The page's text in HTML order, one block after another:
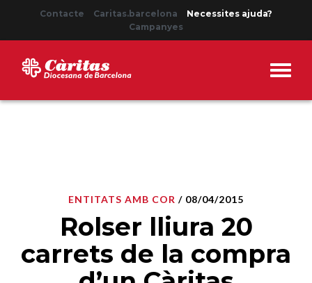
Contacte Caritas.barcelona
Necessites ajuda?
Campanyes
ENTITATS AMB COR / 08/04/2015
Rolser lliura 20
carrets de la compra